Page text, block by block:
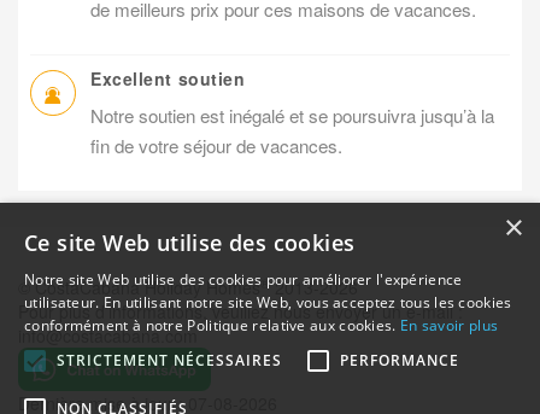
de meilleurs prix pour ces maisons de vacances.
Excellent soutien
Notre soutien est inégalé et se poursuivra jusqu’à la
fin de votre séjour de vacances.
© CostaCabana Holiday Homes ®2013-2026
Pour plus d’informations, veuillez nous envoyer un e-mail :
info@costacabana.com
Dernière mise à jour : 07-08-2026
×
Ce site Web utilise des cookies
Notre site Web utilise des cookies pour améliorer l'expérience
utilisateur. En utilisant notre site Web, vous acceptez tous les cookies
conformément à notre Politique relative aux cookies. En savoir plus
STRICTEMENT NÉCESSAIRES
PERFORMANCE
NON CLASSIFIÉS